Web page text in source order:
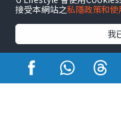
餐廳情報 戶外郊遊
熱門標籤
#UGO搵好去處 #人氣活
#親子玩樂好去處
#UJetso禮物放送
接受本網站之私隱政策和
我